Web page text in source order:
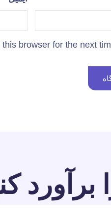
browser for the next